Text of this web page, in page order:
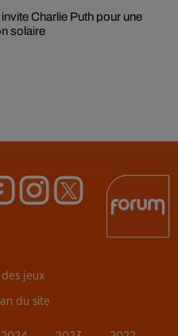
Charlie Puth pour une
solaire
des jeux
du site